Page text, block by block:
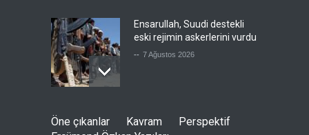
Ensarullah, Suudi destekli
eski rejimin askerlerini vurdu
-- 7 Ağustos 2026
Gazze'de değişen bir şey
yok!
Öne çıkanlar Kavram
Perspektif